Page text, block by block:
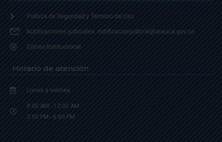
Política de Seguridad y Termino de Uso
Notificaciones judiciales: notificacionjudicial@arauca.gov.co
Correo Institucional
Horario de atención
Lunes a viernes
8:00 AM - 12:00 AM
2:00 PM - 6:00 PM.